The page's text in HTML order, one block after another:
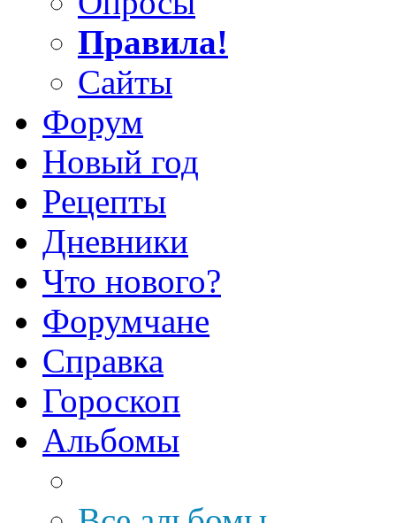
Правила!
Сайты
Форум
Новый год
Рецепты
Дневники
Что нового?
Форумчане
Справка
Гороскоп
Альбомы